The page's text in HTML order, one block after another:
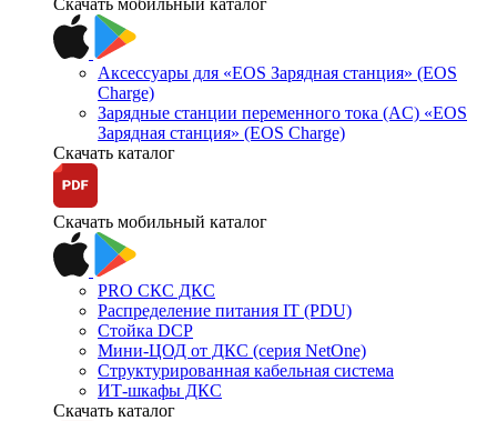
Аксессуары для «EOS Зарядная станция» (EOS
Charge)
Зарядные станции переменного тока (AC) «EOS
Зарядная станция» (EOS Charge)
Скачать каталог
Скачать мобильный каталог
PRO СКС ДКС
Распределение питания IT (PDU)
Стойка DCP
Мини-ЦОД от ДКС (серия NetOne)
Структурированная кабельная система
ИТ-шкафы ДКС
Скачать каталог